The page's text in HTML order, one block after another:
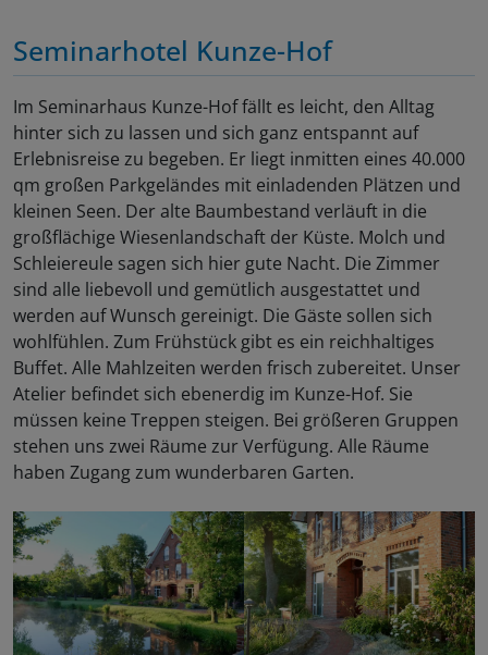
Seminarhotel Kunze-Hof
Im Seminarhaus Kunze-Hof fällt es leicht, den Alltag
hinter sich zu lassen und sich ganz entspannt auf
Erlebnisreise zu begeben. Er liegt inmitten eines 40.000
qm großen Parkgeländes mit einladenden Plätzen und
kleinen Seen. Der alte Baumbestand verläuft in die
großflächige Wiesenlandschaft der Küste. Molch und
Schleiereule sagen sich hier gute Nacht. Die Zimmer
sind alle liebevoll und gemütlich ausgestattet und
werden auf Wunsch gereinigt. Die Gäste sollen sich
wohlfühlen. Zum Frühstück gibt es ein reichhaltiges
Buffet. Alle Mahlzeiten werden frisch zubereitet. Unser
Atelier befindet sich ebenerdig im Kunze-Hof. Sie
müssen keine Treppen steigen. Bei größeren Gruppen
stehen uns zwei Räume zur Verfügung. Alle Räume
haben Zugang zum wunderbaren Garten.